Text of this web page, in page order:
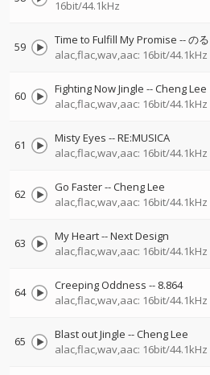
16bit/44.1kHz
59 Time to Fulfill My Promise --のる
alac,flac,wav,aac: 16bit/44.1kHz
60 Fighting Now Jingle --Cheng Lee
alac,flac,wav,aac: 16bit/44.1kHz
61 Misty Eyes --RE:MUSICA
alac,flac,wav,aac: 16bit/44.1kHz
62 Go Faster--Cheng Lee
alac,flac,wav,aac: 16bit/44.1kHz
63 My Heart--Next Design
alac,flac,wav,aac: 16bit/44.1kHz
64 Creeping Oddness -- 8.864
alac,flac,wav,aac: 16bit/44.1kHz
65 Blast out Jingle --Cheng Lee
alac,flac,wav,aac: 16bit/44.1kHz